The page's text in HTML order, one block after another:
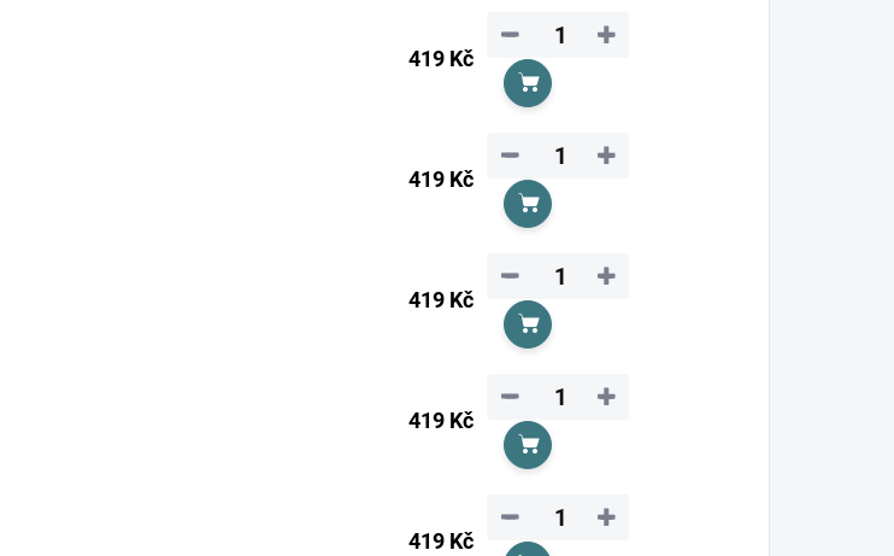
419 Kč
+
−
Do košíku
419 Kč
+
−
Do košíku
419 Kč
+
−
Do košíku
419 Kč
+
−
Do košíku
419 Kč
+
−